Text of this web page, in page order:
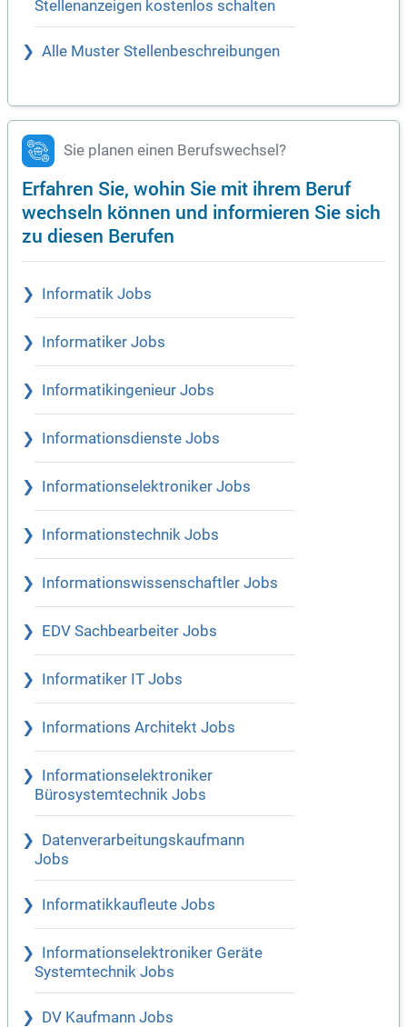
Stellenanzeigen kostenlos schalten
Alle Muster Stellenbeschreibungen
Sie planen einen Berufswechsel?
Erfahren Sie, wohin Sie mit ihrem Beruf
wechseln können und informieren Sie sich
zu diesen Berufen
Informatik Jobs
Informatiker Jobs
Informatikingenieur Jobs
Informationsdienste Jobs
Informationselektroniker Jobs
Informationstechnik Jobs
Informationswissenschaftler Jobs
EDV Sachbearbeiter Jobs
Informatiker IT Jobs
Informations Architekt Jobs
Informationselektroniker
Bürosystemtechnik Jobs
Datenverarbeitungskaufmann
Jobs
Informatikkaufleute Jobs
Informationselektroniker Geräte
Systemtechnik Jobs
DV Kaufmann Jobs